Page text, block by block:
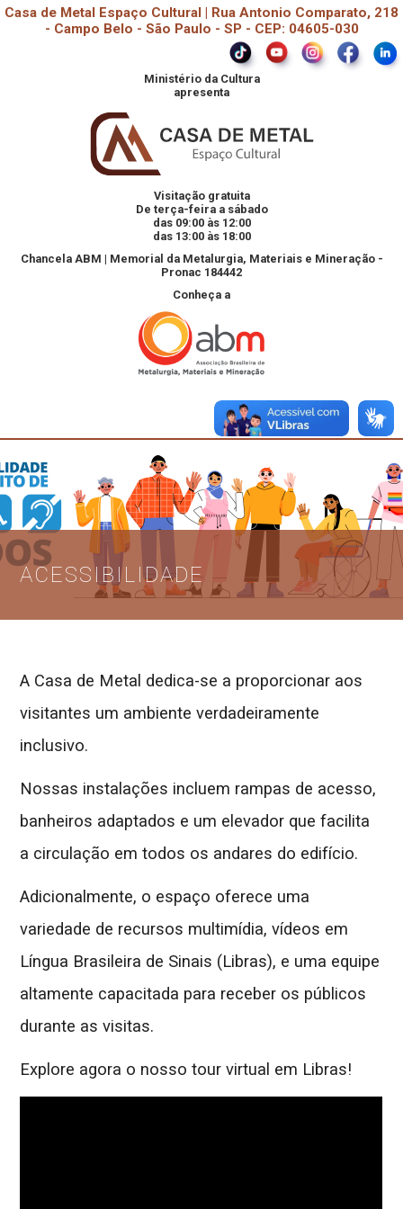
Casa de Metal Espaço Cultural | Rua Antonio Comparato, 218
- Campo Belo - São Paulo - SP - CEP: 04605-030
Ministério da Cultura
apresenta
Visitação gratuita
De terça-feira a sábado
das 09:00 às 12:00
das 13:00 às 18:00
Chancela ABM | Memorial da Metalurgia, Materiais e Mineração -
Pronac 184442
Conheça a
☰
ACESSIBILIDADE
A Casa de Metal dedica-se a proporcionar aos
visitantes um ambiente verdadeiramente
inclusivo.
Nossas instalações incluem rampas de acesso,
banheiros adaptados e um elevador que facilita
a circulação em todos os andares do edifício.
Adicionalmente, o espaço oferece uma
variedade de recursos multimídia, vídeos em
Língua Brasileira de Sinais (Libras), e uma equipe
altamente capacitada para receber os públicos
durante as visitas.
Explore agora o nosso tour virtual em Libras!